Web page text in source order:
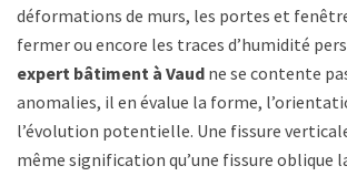
déformations de murs, les portes et
fermer ou encore les traces d’humidité
expert bâtiment à Vaud ne se contente
anomalies, il en évalue la forme,
l’évolution potentielle. Une fissure
même signification qu’une fissure oblique